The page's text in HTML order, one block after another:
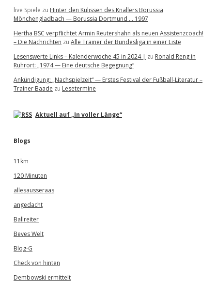
live Spiele zu Hinter den Kulissen des Knallers Borussia
Mönchengladbach — Borussia Dortmund … 1997
Hertha BSC verpflichtet Armin Reutershahn als neuen Assistenzcoach!
– Die Nachrichten zu Alle Trainer der Bundesliga in einer Liste
Lesenswerte Links – Kalenderwoche 45 in 2024 | zu Ronald Reng in
Ruhrort: „1974 — Eine deutsche Begegnung“
Ankündigung: „Nachspielzeit“ — Erstes Festival der Fußball-Literatur –
Trainer Baade zu Lesetermine
Aktuell auf „In voller Länge“
Blogs
11km
120 Minuten
allesausseraas
angedacht
Ballreiter
Beves Welt
Blog-G
Check von hinten
Dembowski ermittelt